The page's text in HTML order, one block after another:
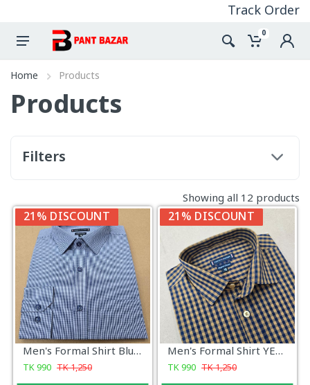
Track Order
0
Home Products
Products
Filters
Showing all 12 products
21% DISCOUNT
Men's Formal Shirt Blue Mini Check
TK990 TK1,250
21% DISCOUNT
Men's Formal Shirt YELLOW Check
TK990 TK1,250